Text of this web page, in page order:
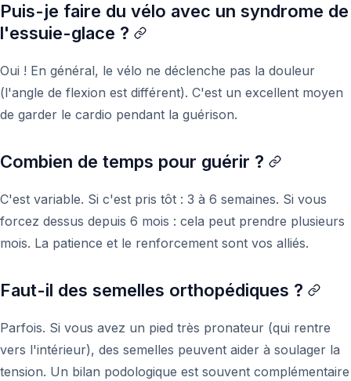
Puis-je faire du vélo avec un syndrome de
l'essuie-glace ?
Oui ! En général, le vélo ne déclenche pas la douleur
(l'angle de flexion est différent). C'est un excellent moyen
de garder le cardio pendant la guérison.
Combien de temps pour guérir ?
C'est variable. Si c'est pris tôt : 3 à 6 semaines. Si vous
forcez dessus depuis 6 mois : cela peut prendre plusieurs
mois. La patience et le renforcement sont vos alliés.
Faut-il des semelles orthopédiques ?
Parfois. Si vous avez un pied très pronateur (qui rentre
vers l'intérieur), des semelles peuvent aider à soulager la
tension. Un bilan podologique est souvent complémentaire